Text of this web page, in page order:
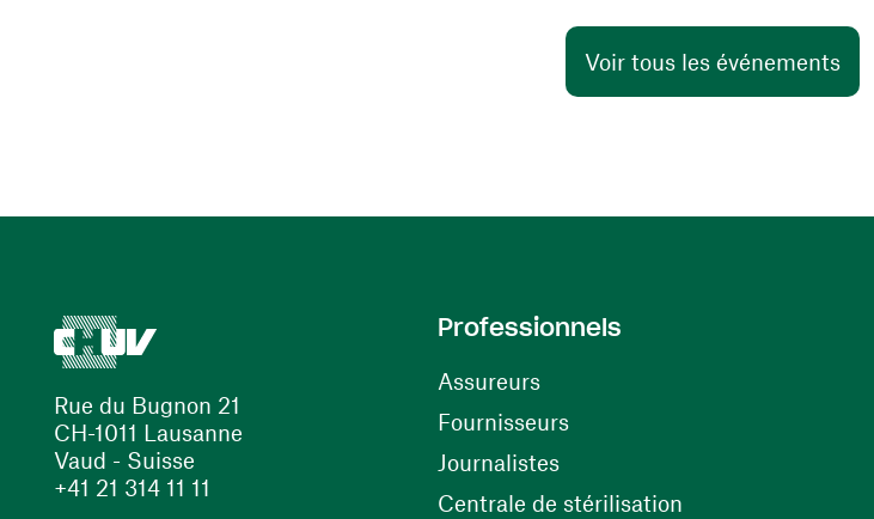
Voir tous les événements
Rue du Bugnon 21
CH-1011 Lausanne
Vaud - Suisse
+41 21 314 11 11
Professionnels
Assureurs
Fournisseurs(ouvre une nouvelle fenêtre)
Journalistes
Centrale de stérilisation